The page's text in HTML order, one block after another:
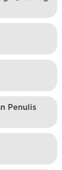
Penulis